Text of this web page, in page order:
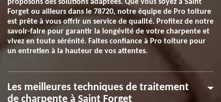
proposons des solutions adaptées. Que vous soyez à Saint
Forget ou ailleurs dans le 78720, notre équipe de Pro toiture
est prête à vous offrir un service de qualité. Profitez de notre
savoir-faire pour garantir la longévité de votre charpente et
vivez en toute sérénité. Faites confiance à Pro toiture pour
un entretien à la hauteur de vos attentes.
Les meilleures techniques de traitement
de charpente à Saint Forget